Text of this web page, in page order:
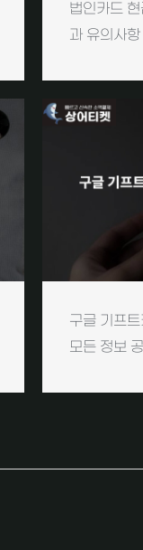
법인카드
과 유의사
구글 기프
모든 정보